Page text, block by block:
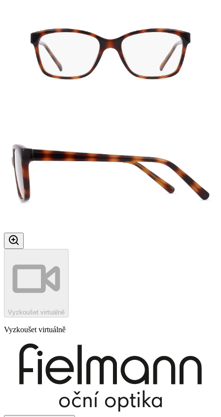
Vyzkoušet virtuálně
Vyzkoušet virtuálně